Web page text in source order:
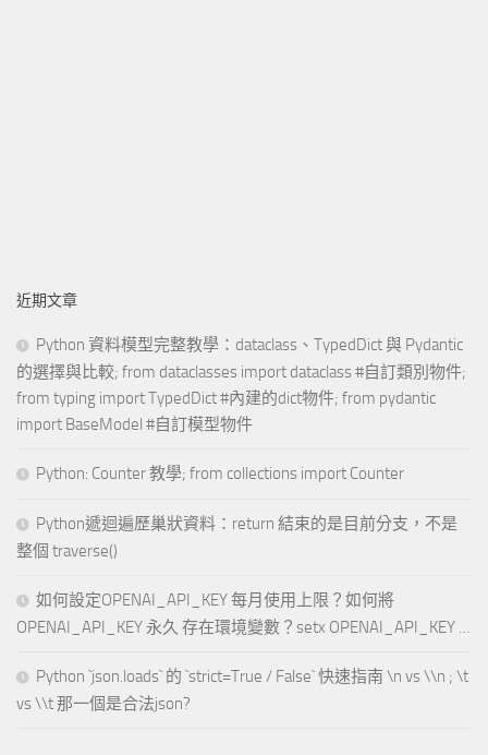
近期文章
Python 資料模型完整教學：dataclass、TypedDict 與 Pydantic
的選擇與比較; from dataclasses import dataclass #自訂類別物件;
from typing import TypedDict #內建的dict物件; from pydantic
import BaseModel #自訂模型物件
Python: Counter 教學; from collections import Counter
Python遞迴遍歷巢狀資料：return 結束的是目前分支，不是
整個 traverse()
如何設定OPENAI_API_KEY 每月使用上限？如何將
OPENAI_API_KEY 永久 存在環境變數？setx OPENAI_API_KEY …
Python `json.loads` 的 `strict=True / False` 快速指南 \n vs \\n ; \t
vs \\t 那一個是合法json?